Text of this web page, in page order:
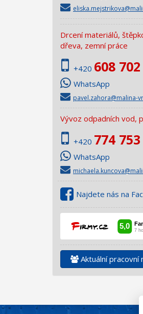
Drcení materiálů,
dřeva, zemní práce
+420 608
WhatsApp
pavel.zahora@malina-
Vývoz odpadních vod,
+420 774
WhatsApp
Najdete nás na
Aktuální pracovní